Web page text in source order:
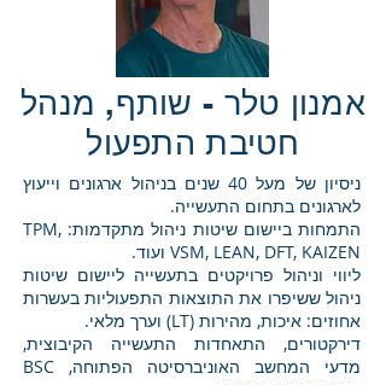
אמנון טלר - שותף, מנהל
חטיבת התפעול
ניסיון של מעל 40 שנים בניהול ארגונים וייעוץ
לארגונים בתחום התעשייה.
התמחות ביישום שיטות ניהול מתקדמות: TPM,
VSM, LEAN, DFT, KAIZEN ועוד.
ליווי וניהול פרויקטים בתעשייה ליישום שיטות
ניהול ששיפרו את התוצאות התפעוליות בעשרות
אחוזים: איכות, מהירות (LT) וערך מלאי.
דירקטורים, התאחדות התעשייה הקיבוצית,
מדעי המחשב האוניברסיטה הפתוחה, BSC